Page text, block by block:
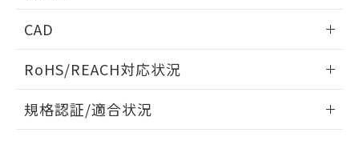
端子配置/内部接続
開閉容量
CAD
ドすることができます。
ログイン/会員登録
RoHS/REACH対応状況
EU RoHS 注意事項・凡例
規格認証/適合状況